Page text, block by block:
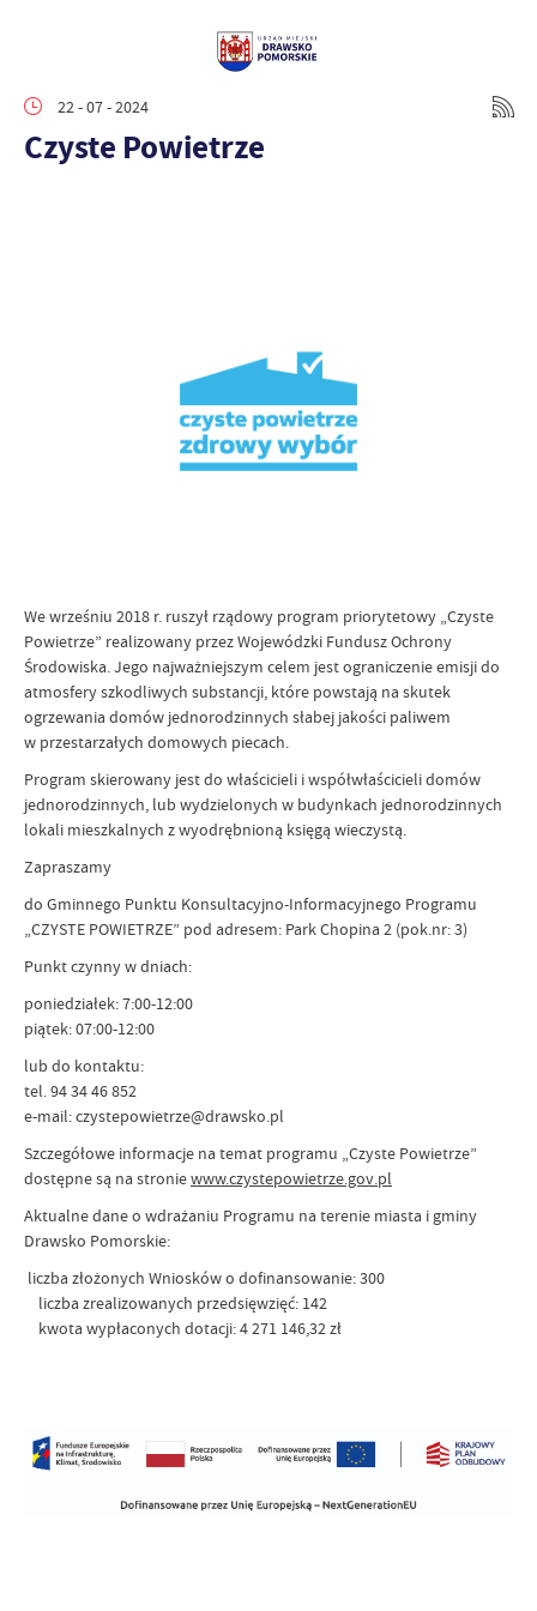
22 - 07 - 2024
Czyste Powietrze
We wrześniu 2018 r. ruszył rządowy program priorytetowy „Czyste
Powietrze” realizowany przez Wojewódzki Fundusz Ochrony
Środowiska. Jego najważniejszym celem jest ograniczenie emisji do
atmosfery szkodliwych substancji, które powstają na skutek
ogrzewania domów jednorodzinnych słabej jakości paliwem
w przestarzałych domowych piecach.
Program skierowany jest do właścicieli i współwłaścicieli domów
jednorodzinnych, lub wydzielonych w budynkach jednorodzinnych
lokali mieszkalnych z wyodrębnioną księgą wieczystą.
Zapraszamy
do Gminnego Punktu Konsultacyjno-Informacyjnego Programu
„CZYSTE POWIETRZE” pod adresem: Park Chopina 2 (pok.nr: 3)
Punkt czynny w dniach:
poniedziałek: 7:00-12:00
piątek: 07:00-12:00
lub do kontaktu:
tel. 94 34 46 852
e-mail: czystepowietrze@drawsko.pl
Szczegółowe informacje na temat programu „Czyste Powietrze”
dostępne są na stroniewww.czystepowietrze.gov.pl
Aktualne dane o wdrażaniu Programu na terenie miasta i gminy
Drawsko Pomorskie:
liczba złożonych Wniosków o dofinansowanie: 300
liczba zrealizowanych przedsięwzięć: 142
kwota wypłaconych dotacji: 4 271 146,32 zł